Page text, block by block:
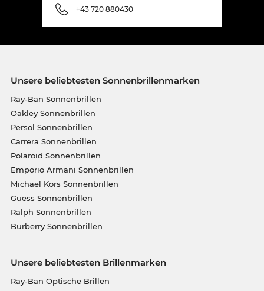
+43 720 880430
Unsere beliebtesten Sonnenbrillenmarken
Ray-Ban Sonnenbrillen
Oakley Sonnenbrillen
Persol Sonnenbrillen
Carrera Sonnenbrillen
Polaroid Sonnenbrillen
Emporio Armani Sonnenbrillen
Michael Kors Sonnenbrillen
Guess Sonnenbrillen
Ralph Sonnenbrillen
Burberry Sonnenbrillen
Unsere beliebtesten Brillenmarken
Ray-Ban Optische Brillen